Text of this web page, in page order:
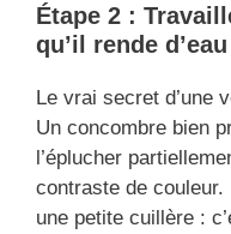
Étape 2 :
qu’il rende d’eau
Le vrai secret d’une
Un concombre bien
l’éplucher
contraste de
une petite cuillère :